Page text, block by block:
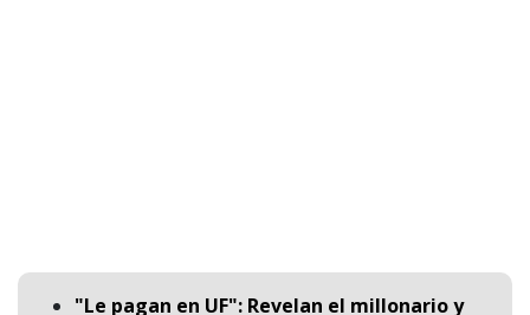
"Le pagan en UF": Revelan el millonario y